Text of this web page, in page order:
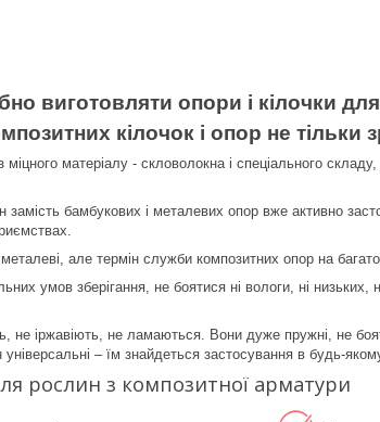
виготовляти опори і кілочки
кілочок і опор не тільки
матеріалу - скловолокна і спеціального
замість бамбукових і металевих опор вже активно
але термін служби композитних опор на
умов зберігання, не боятися ні вологи, ні
іржавіють, не ламаються. Вони дуже пружні, не
– їм знайдеться застосування в будь-
рослин з композитної арматури